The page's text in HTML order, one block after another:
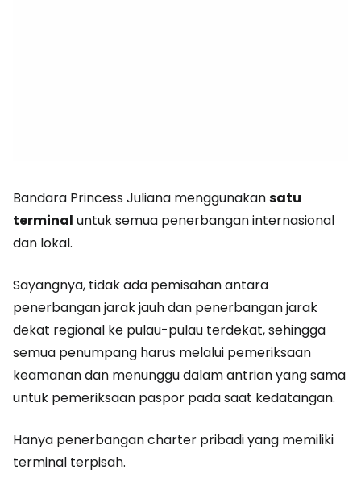
Bandara Princess Juliana menggunakansatu
terminal untuk semua penerbangan internasional
dan lokal.
Sayangnya, tidak ada pemisahan antara
penerbangan jarak jauh dan penerbangan jarak
dekat regional ke pulau-pulau terdekat, sehingga
semua penumpang harus melalui pemeriksaan
keamanan dan menunggu dalam antrian yang sama
untuk pemeriksaan paspor pada saat kedatangan.
Hanya penerbangan charter pribadi yang memiliki
terminal terpisah.